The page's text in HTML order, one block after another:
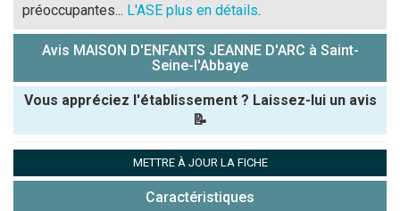
préoccupantes... L'ASE plus en détails.
Avis MAISON D'ENFANTS JEANNE D'ARC à Saint-
Seine-l'Abbaye
Vous appréciez l'établissement ? Laissez-lui un avis
📝
Note que vous souhaitez attribuer :
METTRE À JOUR LA FICHE
Caractéristiques